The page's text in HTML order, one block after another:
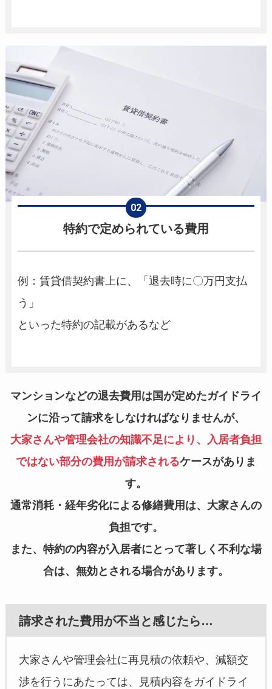
特約で定められている費用
例：賃貸借契約書上に、「退去時に〇万円支払
う」
といった特約の記載があるなど
マンションなどの退去費用は国が定めたガイドライ
ンに沿って請求をしなければなりませんが、
大家さんや管理会社の知識不足により、入居者負担
ではない部分の費用が請求されるケースがありま
す。
通常消耗・経年劣化による修繕費用は、大家さんの
負担です。
また、特約の内容が入居者にとって著しく不利な場
合は、無効とされる場合があります。
請求された費用が不当と感じたら…
大家さんや管理会社に再見積の依頼や、減額交
渉を行うにあたっては、見積内容をガイドライ